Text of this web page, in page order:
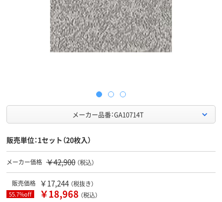
メーカー品番：GA10714T
販売単位：1セット（20枚入）
メーカー価格 ￥42,900 （税込）
販売価格 ￥17,244 （税抜き）
55.7%off ￥18,968 （税込）